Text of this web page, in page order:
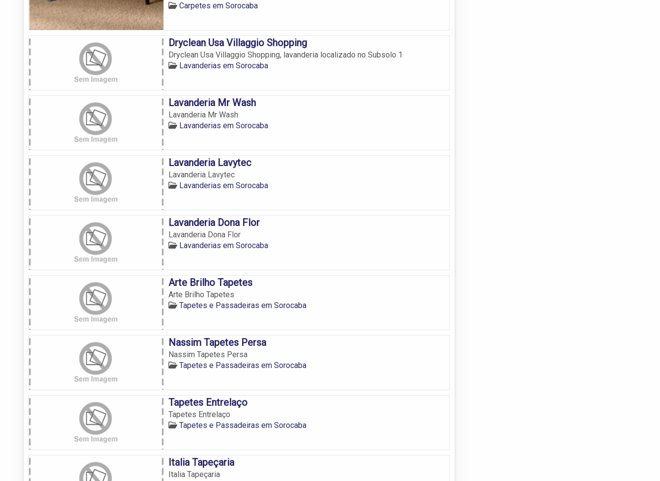
Carpetes em Sorocaba
Dryclean Usa Villaggio Shopping
Dryclean Usa Villaggio Shopping, lavanderia localizado no Subsolo 1
Lavanderias em Sorocaba
Lavanderia Mr Wash
Lavanderia Mr Wash
Lavanderias em Sorocaba
Lavanderia Lavytec
Lavanderia Lavytec
Lavanderias em Sorocaba
Lavanderia Dona Flor
Lavanderia Dona Flor
Lavanderias em Sorocaba
Arte Brilho Tapetes
Arte Brilho Tapetes
Tapetes e Passadeiras em Sorocaba
Nassim Tapetes Persa
Nassim Tapetes Persa
Tapetes e Passadeiras em Sorocaba
Tapetes Entrelaço
Tapetes Entrelaço
Tapetes e Passadeiras em Sorocaba
Italia Tapeçaria
Italia Tapeçaria